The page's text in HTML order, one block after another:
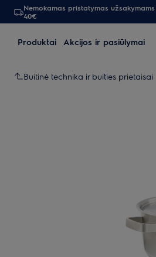
Nemokamas pristatymas
40€
Produktai Akcijos ir pasiūlymai
Buitinė technika ir buities prietaisai